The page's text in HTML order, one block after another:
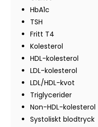
HbA1c
TSH
Fritt T4
Kolesterol
HDL-kolesterol
LDL-kolesterol
LDL/HDL-kvot
Triglycerider
Non-HDL-kolesterol
Systoliskt blodtryck